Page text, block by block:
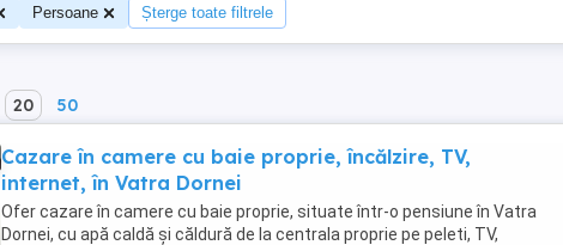
Persoane Șterge toate filtrele
20 50
Cazare în camere cu baie proprie, încălzire, TV,
internet, în Vatra Dornei
Ofer cazare în camere cu baie proprie, situate într-o pensiune în Vatra
Dornei, cu apă caldă și căldură de la centrala proprie pe peleti, TV,